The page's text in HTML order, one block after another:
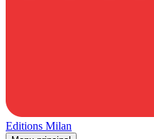
Editions Milan